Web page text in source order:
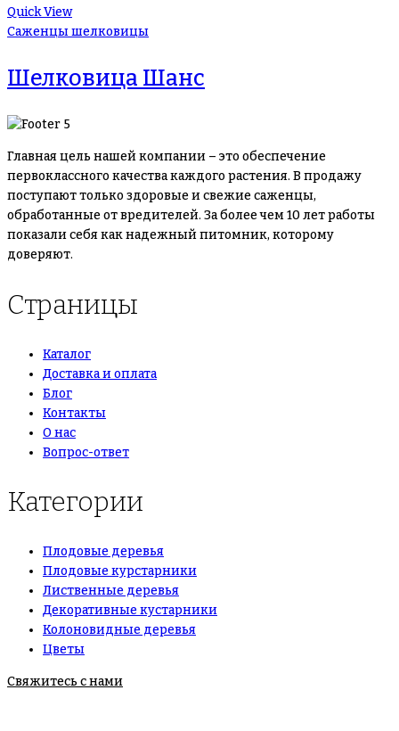
Quick View
Саженцы шелковицы
Шелковица Шанс
Главная цель нашей компании – это обеспечение
первоклассного качества каждого растения. В продажу
поступают только здоровые и свежие саженцы,
обработанные от вредителей. За более чем 10 лет работы
показали себя как надежный питомник, которому
доверяют.
Страницы
Каталог
Доставка и оплата
Блог
Контакты
О нас
Вопрос-ответ
Категории
Плодовые деревья
Плодовые курстарники
Лиственные деревья
Декоративные кустарники
Колоновидные деревья
Цветы
Свяжитесь с нами